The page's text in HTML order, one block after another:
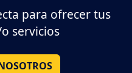
para ofrecer tus
servicios